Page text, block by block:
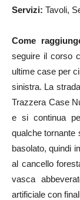
Servizi: Tavoli,
Come
seguire il corso
ultime case per
sinistra. La
Trazzera Case
e si continua
qualche tornante
basolato, quindi
al cancello
vasca
artificiale con